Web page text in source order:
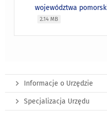
województwa
2.14 MB
Informacje o Urzędzie
Specjalizacja Urzędu